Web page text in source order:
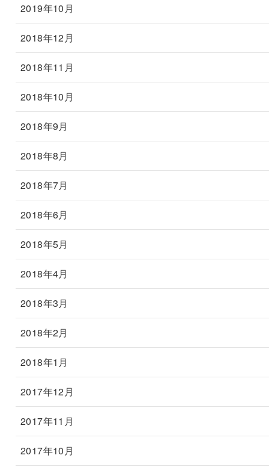
2019年10月
2018年12月
2018年11月
2018年10月
2018年9月
2018年8月
2018年7月
2018年6月
2018年5月
2018年4月
2018年3月
2018年2月
2018年1月
2017年12月
2017年11月
2017年10月